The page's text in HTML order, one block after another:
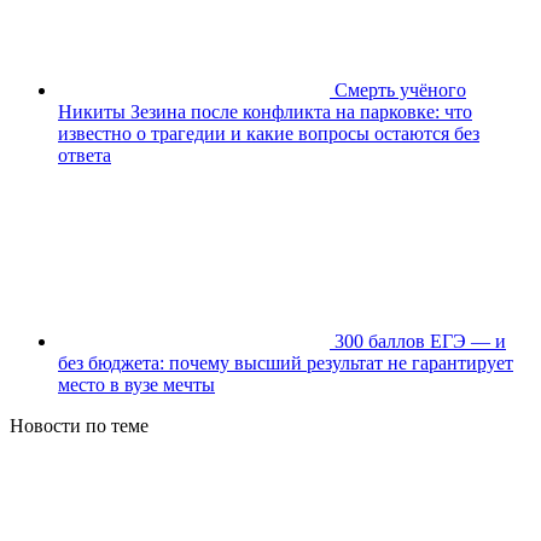
Смерть учёного
Никиты Зезина после конфликта на парковке: что
известно о трагедии и какие вопросы остаются без
ответа
300 баллов ЕГЭ — и
без бюджета: почему высший результат не гарантирует
место в вузе мечты
Новости по теме